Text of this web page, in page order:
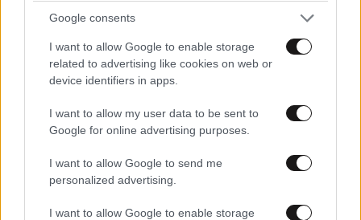
Google consents
I want to allow Google to enable storage
related to advertising like cookies on web or
device identifiers in apps.
I want to allow my user data to be sent to
Google for online advertising purposes.
I want to allow Google to send me
personalized advertising.
I want to allow Google to enable storage